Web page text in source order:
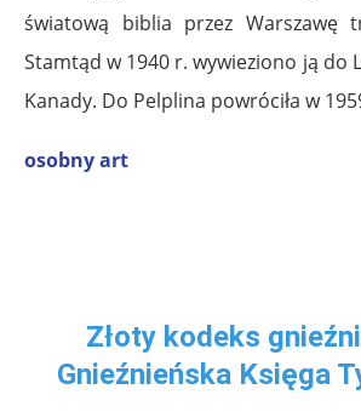
światową biblia przez Warszawę
Stamtąd w 1940 r. wywieziono ją do
Kanady. Do Pelplina powróciła w
osobny art
Złoty kodeks
Gnieźnieńska Księga